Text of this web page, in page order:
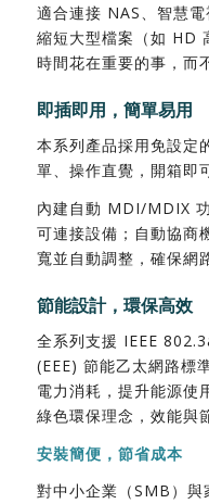
適合連接 NAS、智慧
縮短大型檔案（如 HD
時間花在重要的事，而
即插即用，簡單易用
本系列產品採用免設
單、操作直覺，開箱即
內建自動 MDI/MDIX
可連接設備；自動協商
寬並自動調整，確保網
節能設計，環保高效
全系列支援 IEEE
(EEE) 節能乙太網路標
電力消耗，提升能源使
綠色環保理念，效能與
安裝簡便，節省成本
對中小企業（SMB）